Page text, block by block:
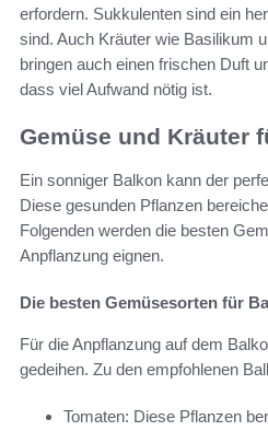
erfordern. Sukkulenten sind ein
sind. Auch Kräuter wie Basilikum
bringen auch einen frischen Duft
dass viel Aufwand nötig ist.
Gemüse und Kräuter
Ein sonniger Balkon kann der
Diese gesunden Pflanzen
Folgenden werden die besten
Anpflanzung eignen.
Die besten Gemüsesorten für
Für die Anpflanzung auf dem
gedeihen. Zu den empfohlenen
Tomaten: Diese Pflanzen